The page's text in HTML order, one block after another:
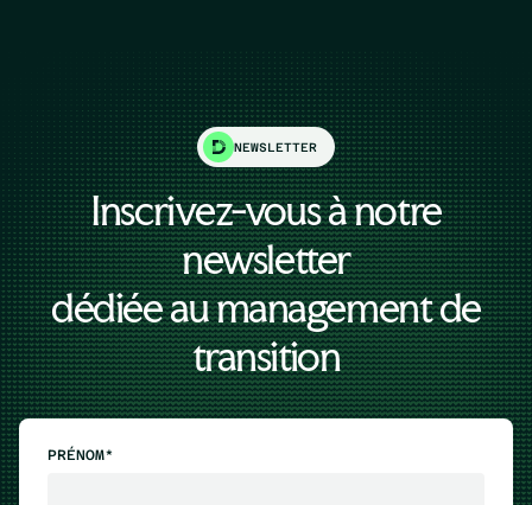
NEWSLETTER
Inscrivez-vous à notre
newsletter
dédiée au management de
transition
PRÉNOM*